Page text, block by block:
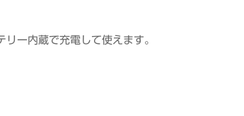
ー内蔵で充電して使えます。